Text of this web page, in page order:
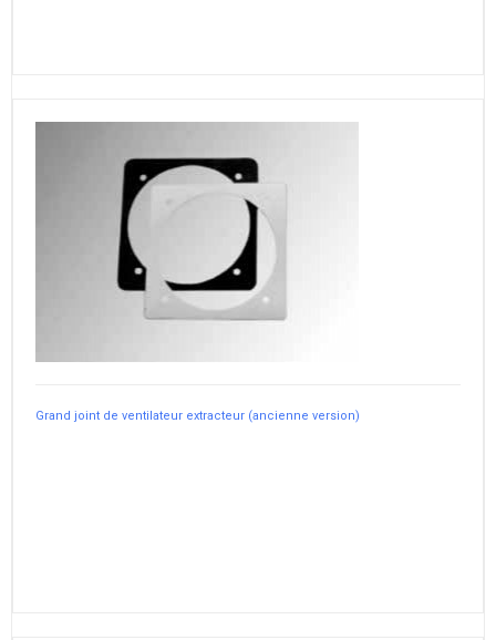
Grand joint de ventilateur extracteur (ancienne version)